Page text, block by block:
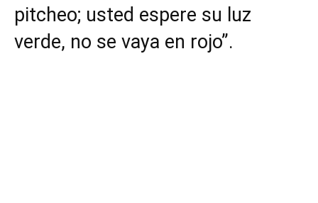
pitcheo; usted espere su luz
verde, no se vaya en rojo”.